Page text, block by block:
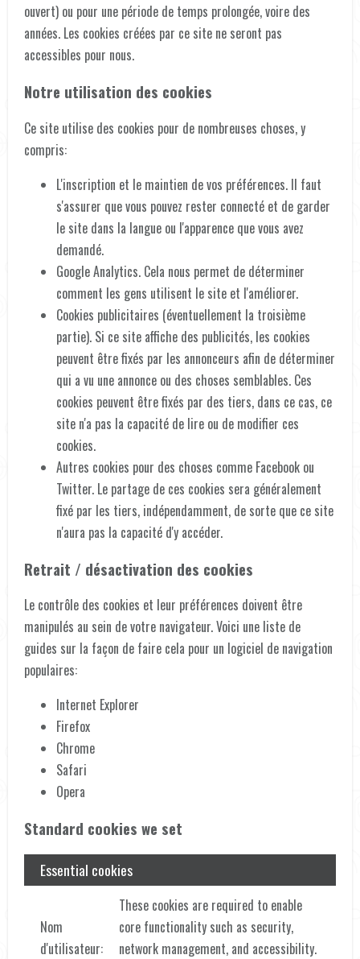
ouvert) ou pour une période de temps prolongée, voire des
années. Les cookies créées par ce site ne seront pas
accessibles pour nous.
Notre utilisation des cookies
Ce site utilise des cookies pour de nombreuses choses, y
compris:
L'inscription et le maintien de vos préférences. Il faut
s'assurer que vous pouvez rester connecté et de garder
le site dans la langue ou l'apparence que vous avez
demandé.
Google Analytics. Cela nous permet de déterminer
comment les gens utilisent le site et l'améliorer.
Cookies publicitaires (éventuellement la troisième
partie). Si ce site affiche des publicités, les cookies
peuvent être fixés par les annonceurs afin de déterminer
qui a vu une annonce ou des choses semblables. Ces
cookies peuvent être fixés par des tiers, dans ce cas, ce
site n'a pas la capacité de lire ou de modifier ces
cookies.
Autres cookies pour des choses comme Facebook ou
Twitter. Le partage de ces cookies sera généralement
fixé par les tiers, indépendamment, de sorte que ce site
n'aura pas la capacité d'y accéder.
Retrait / désactivation des cookies
Le contrôle des cookies et leur préférences doivent être
manipulés au sein de votre navigateur. Voici une liste de
guides sur la façon de faire cela pour un logiciel de navigation
populaires:
Internet Explorer
Firefox
Chrome
Safari
Opera
Standard cookies we set
Essential cookies
These cookies are required to enable
core functionality such as security,
network management, and accessibility.